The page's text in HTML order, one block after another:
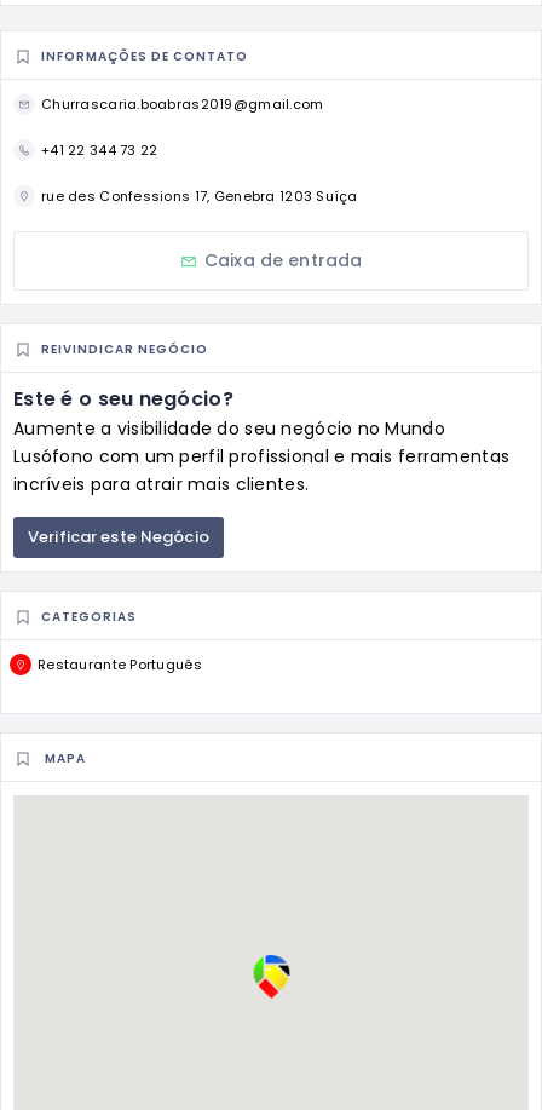
INFORMAÇÕES DE CONTATO
Churrascaria.boabras2019@gmail.com
+41 22 344 73 22
rue des Confessions 17, Genebra 1203 Suíça
Caixa de entrada
REIVINDICAR NEGÓCIO
Este é o seu negócio?
Aumente a visibilidade do seu negócio no Mundo
Lusófono com um perfil profissional e mais ferramentas
incríveis para atrair mais clientes.
Verificar este Negócio
CATEGORIAS
Restaurante Português
MAPA